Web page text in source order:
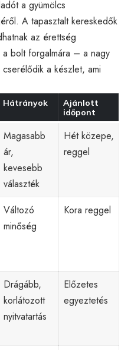
a gyümölcs
A tapasztalt kereskedők
az érettség
bolt forgalmára – a nagy
a készlet, ami
Hátrányok
Ajánlott
időpont
Magasabb
ár,
kevesebb
választék
Hét közepe,
reggel
Változó
minőség
Kora reggel
Drágább,
korlátozott
nyitvatartás
Előzetes
egyeztetés